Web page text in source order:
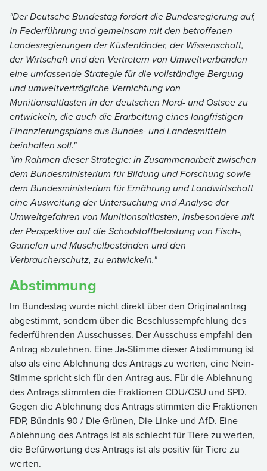
"Der Deutsche Bundestag fordert die Bundesregierung auf,
in Federführung und gemeinsam mit den betroffenen
Landesregierungen der Küstenländer, der Wissenschaft,
der Wirtschaft und den Vertretern von Umweltverbänden
eine umfassende Strategie für die vollständige Bergung
und umweltverträgliche Vernichtung von
Munitionsaltlasten in der deutschen Nord- und Ostsee zu
entwickeln, die auch die Erarbeitung eines langfristigen
Finanzierungsplans aus Bundes- und Landesmitteln
beinhalten soll."
"im Rahmen dieser Strategie: in Zusammenarbeit zwischen
dem Bundesministerium für Bildung und Forschung sowie
dem Bundesministerium für Ernährung und Landwirtschaft
eine Ausweitung der Untersuchung und Analyse der
Umweltgefahren von Munitionsaltlasten, insbesondere mit
der Perspektive auf die Schadstoffbelastung von Fisch-,
Garnelen und Muschelbeständen und den
Verbraucherschutz, zu entwickeln."
Abstimmung
Im Bundestag wurde nicht direkt über den Originalantrag
abgestimmt, sondern über die Beschlussempfehlung des
federführenden Ausschusses. Der Ausschuss empfahl den
Antrag abzulehnen. Eine Ja-Stimme dieser Abstimmung ist
also als eine Ablehnung des Antrags zu werten, eine Nein-
Stimme spricht sich für den Antrag aus. Für die Ablehnung
des Antrags stimmten die Fraktionen CDU/CSU und SPD.
Gegen die Ablehnung des Antrags stimmten die Fraktionen
FDP, Bündnis 90 / Die Grünen, Die Linke und AfD. Eine
Ablehnung des Antrags ist als schlecht für Tiere zu werten,
die Befürwortung des Antrags ist als positiv für Tiere zu
werten.